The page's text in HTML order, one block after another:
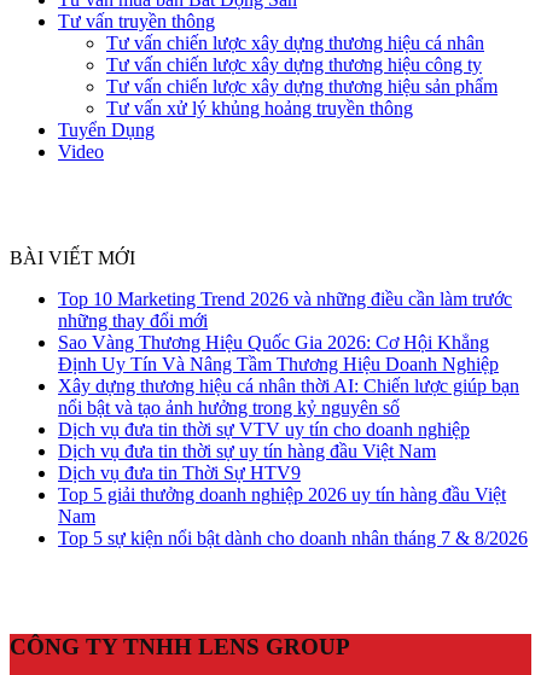
Tư vấn truyền thông
Tư vấn chiến lược xây dựng thương hiệu cá nhân
Tư vấn chiến lược xây dựng thương hiệu công ty
Tư vấn chiến lược xây dựng thương hiệu sản phẩm
Tư vấn xử lý khủng hoảng truyền thông
Tuyển Dụng
Video
BÀI VIẾT MỚI
Top 10 Marketing Trend 2026 và những điều cần làm trước
những thay đổi mới
Sao Vàng Thương Hiệu Quốc Gia 2026: Cơ Hội Khẳng
Định Uy Tín Và Nâng Tầm Thương Hiệu Doanh Nghiệp
Xây dựng thương hiệu cá nhân thời AI: Chiến lược giúp bạn
nổi bật và tạo ảnh hưởng trong kỷ nguyên số
Dịch vụ đưa tin thời sự VTV uy tín cho doanh nghiệp
Dịch vụ đưa tin thời sự uy tín hàng đầu Việt Nam
Dịch vụ đưa tin Thời Sự HTV9
Top 5 giải thưởng doanh nghiệp 2026 uy tín hàng đầu Việt
Nam
Top 5 sự kiện nổi bật dành cho doanh nhân tháng 7 & 8/2026
CÔNG TY TNHH LENS GROUP